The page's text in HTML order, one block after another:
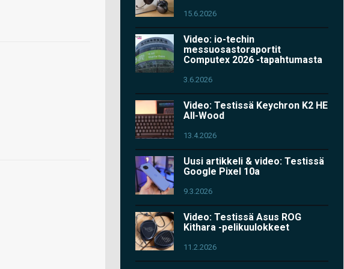
15.6.2026
Video: io-techin
messuosastoraportit
Computex 2026 -tapahtumasta
3.6.2026
Video: Testissä Keychron K2 HE
All-Wood
13.4.2026
Uusi artikkeli & video: Testissä
Google Pixel 10a
9.3.2026
Video: Testissä Asus ROG
Kithara -pelikuulokkeet
11.2.2026